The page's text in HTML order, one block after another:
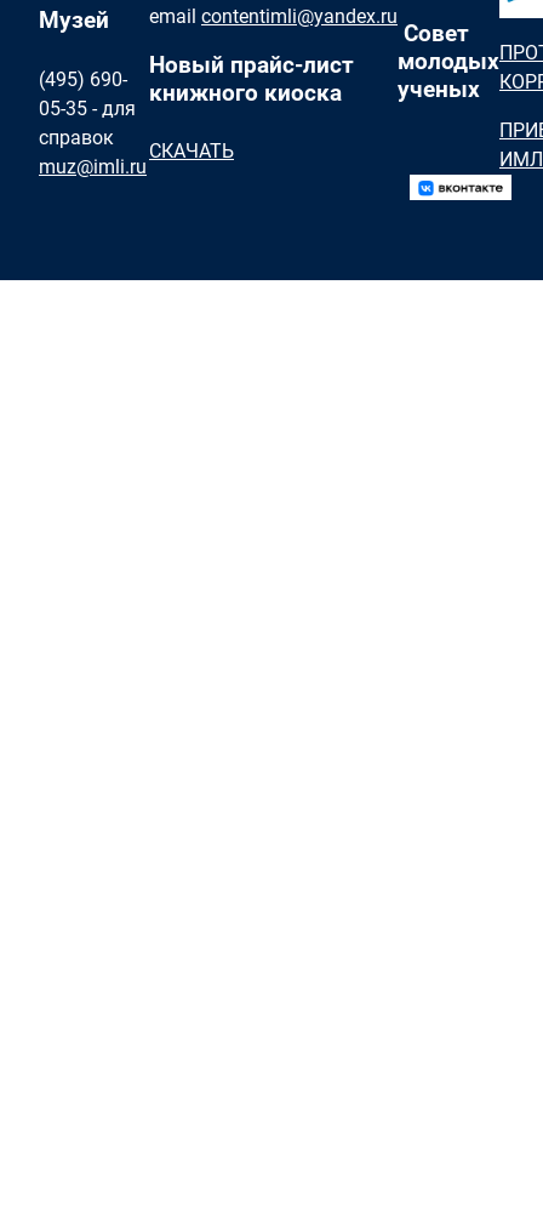
Музей
(495) 690-
05-35 - для
справок
muz@imli.ru
email contentimli@yandex.ru
Новый прайс-лист
книжного киоска
СКАЧАТЬ
Совет
молодых
ученых